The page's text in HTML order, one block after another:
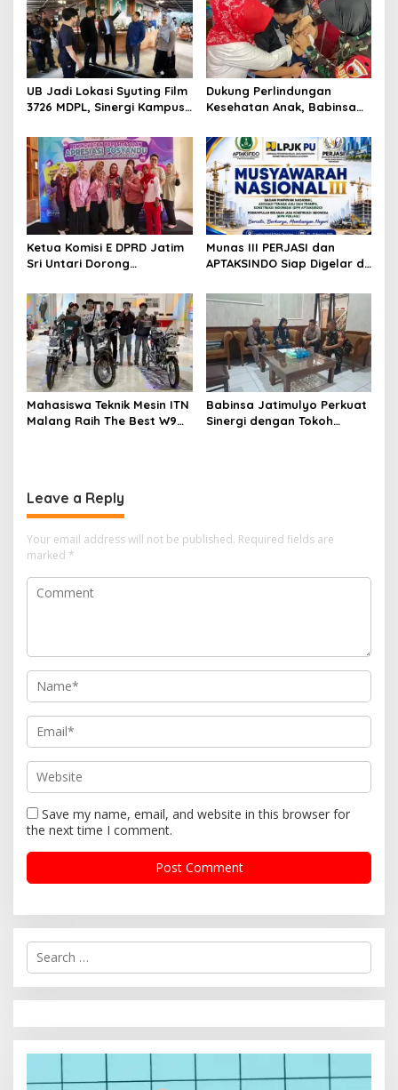
UB Jadi Lokasi Syuting Film
3726 MDPL, Sinergi Kampus
Hadirkan Pengalaman
Nyata bagi Mahasiswa
Dukung Perlindungan
Kesehatan Anak, Babinsa
Imunisasi 2026
Ketua Komisi E DPRD Jatim
Sri Untari Dorong
Posyandu sebagai Garda
Terdepan Layanan
Kesehatan
Munas III PERJASI dan
APTAKSINDO Siap Digelar di
Semangat Perkuat Tata
Mahasiswa Teknik Mesin ITN
Malang Raih The Best W9
Babinsa Jatimulyo Perkuat
Sinergi dengan Tokoh
Leave a Reply
Your email address will not be published. Required fields are
marked *
Save my name, email, and website in this browser for
the next time I comment.
S
r
h
f